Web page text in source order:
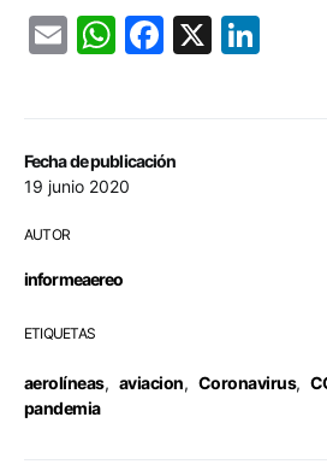
Fecha de publicación
19 junio 2020
AUTOR
informeaereo
ETIQUETAS
aerolíneas, aviacion, Coronavirus,
pandemia
EmailWhatsApp
Facebook
X